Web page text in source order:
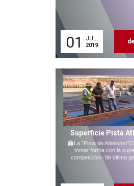
01
JUL.
2019
Superficie Pista
🏟La "Pista de
tomar forma con la
competición✅de última